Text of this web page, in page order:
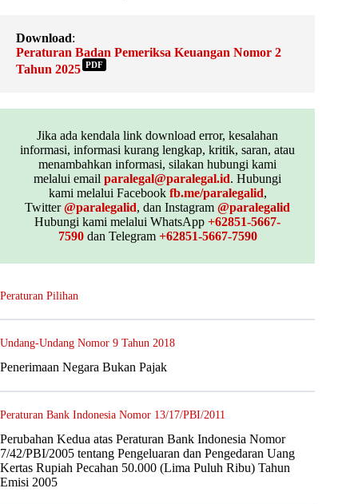
Download:
Peraturan Badan Pemeriksa Keuangan Nomor 2
Tahun 2025 PDF
Jika ada kendala link download error, kesalahan
informasi, informasi kurang lengkap, kritik, saran, atau
menambahkan informasi, silakan hubungi kami
melalui emailparalegal@paralegal.id. Hubungi
kami melalui Facebook fb.me/paralegalid,
Twitter@paralegalid, dan Instagram@paralegalid
Hubungi kami melalui WhatsApp+62851-5667-
7590dan Telegram +62851-5667-7590
Peraturan Pilihan
Undang-Undang Nomor 9 Tahun 2018
Penerimaan Negara Bukan Pajak
Peraturan Bank Indonesia Nomor 13/17/PBI/2011
Perubahan Kedua atas Peraturan Bank Indonesia Nomor
7/42/PBI/2005 tentang Pengeluaran dan Pengedaran Uang
Kertas Rupiah Pecahan 50.000 (Lima Puluh Ribu) Tahun
Emisi 2005